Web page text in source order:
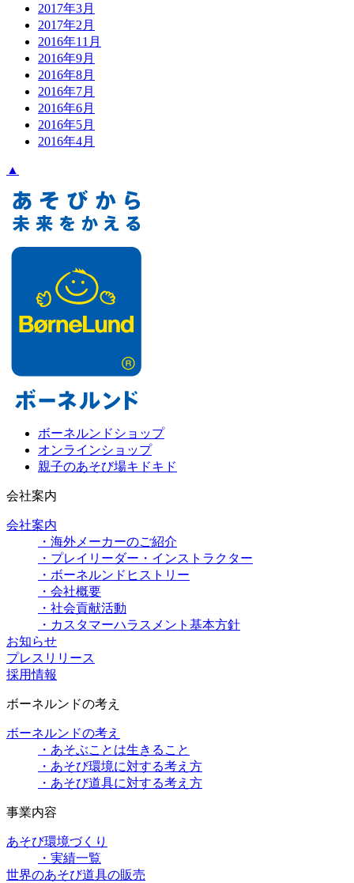
2017年3月
2017年2月
2016年11月
2016年9月
2016年8月
2016年7月
2016年6月
2016年5月
2016年4月
▲
ボーネルンドショップ
オンラインショップ
親子のあそび場キドキド
会社案内
会社案内
・海外メーカーのご紹介
・プレイリーダー・インストラクター
・ボーネルンドヒストリー
・会社概要
・社会貢献活動
・カスタマーハラスメント基本方針
お知らせ
プレスリリース
採用情報
ボーネルンドの考え
ボーネルンドの考え
・あそぶことは生きること
・あそび環境に対する考え方
・あそび道具に対する考え方
事業内容
あそび環境づくり
・実績一覧
世界のあそび道具の販売